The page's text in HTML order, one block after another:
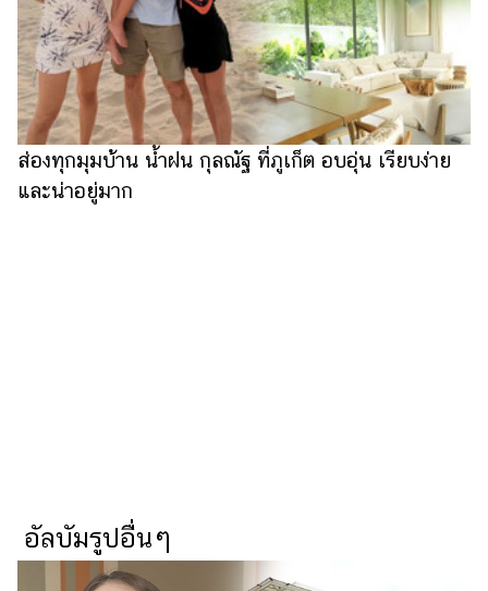
ดูด
วง
ผู้
หญิง
ผู้ชาย
สุขภาพ
บ้าน
และ
ส่องทุกมุมบ้าน น้ำฝน กุลณัฐ ที่ภูเก็ต อบอุ่น เรียบง่าย
และน่าอยู่มาก
อัลบัมรูปอื่นๆ